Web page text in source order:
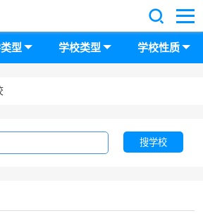
型 学校类型 学校性质
搜学校